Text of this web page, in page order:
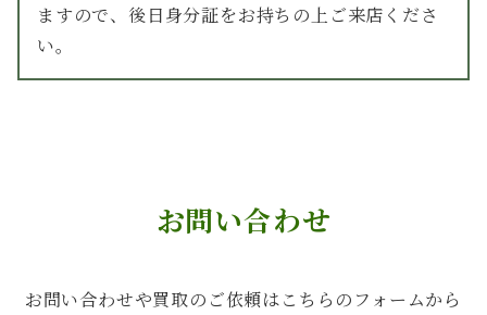
ますので、後日身分証をお持ちの上ご来店くださ
い。
お問い合わせ
お問い合わせや買取のご依頼はこちらのフォームから